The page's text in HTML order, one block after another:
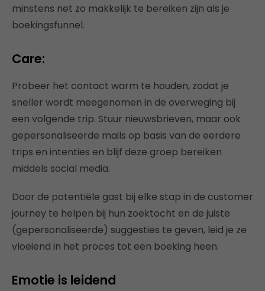
minstens net zo makkelijk te bereiken zijn als je
boekingsfunnel.
Care:
Probeer het contact warm te houden, zodat je
sneller wordt meegenomen in de overweging bij
een volgende trip. Stuur nieuwsbrieven, maar ook
gepersonaliseerde mails op basis van de eerdere
trips en intenties en blijf deze groep bereiken
middels social media.
Door de potentiële gast bij elke stap in de customer
journey te helpen bij hun zoektocht en de juiste
(gepersonaliseerde) suggesties te geven, leid je ze
vloeiend in het proces tot een boeking heen.
Emotie is leidend